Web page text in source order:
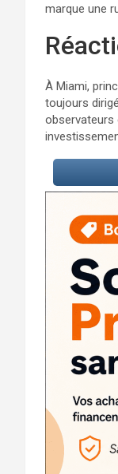
marque une
À Miami,
toujours
observateurs